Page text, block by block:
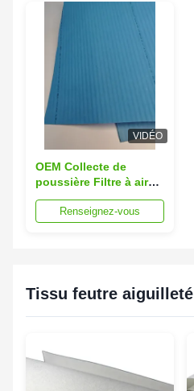
VIDÉO
OEM Collecte de
poussière Filtre à air
électrostatique Médias
de tissu imperméables
Renseignez-vous
Tissu feutre aiguilleté